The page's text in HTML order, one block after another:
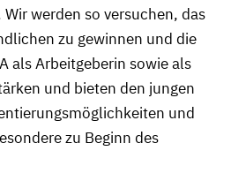
werden so versuchen, das
zu gewinnen und die
als Arbeitgeberin sowie als
und bieten den jungen
und
zu Beginn des